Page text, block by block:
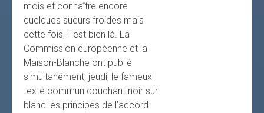
mois et connaître encore
quelques sueurs froides mais
cette fois, il est bien là. La
Commission européenne et la
Maison-Blanche ont publié
simultanément, jeudi, le fameux
texte commun couchant noir sur
blanc les principes de l’accord